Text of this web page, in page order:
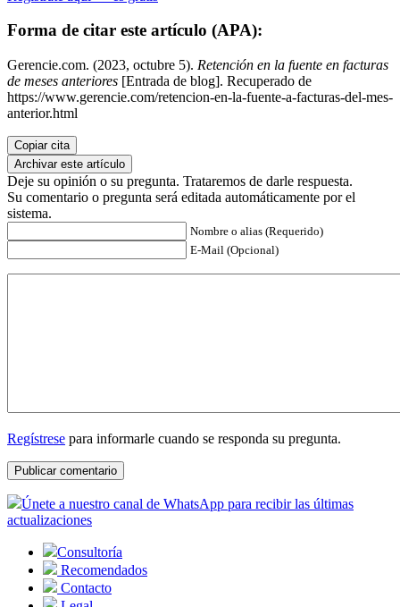
Forma de citar este artículo (APA):
Gerencie.com. (2023, octubre 5). Retención en la fuente en facturas
de meses anteriores [Entrada de blog]. Recuperado de
https://www.gerencie.com/retencion-en-la-fuente-a-facturas-del-mes-
anterior.html
Copiar cita
Archivar este artículo
Deje su opinión o su pregunta. Trataremos de darle respuesta.
Su comentario o pregunta será editada automáticamente por el
sistema.
Nombre o alias (Requerido)
E-Mail (Opcional)
Regístrese para informarle cuando se responda su pregunta.
Únete a nuestro canal de WhatsApp para recibir las últimas
actualizaciones
Consultoría
Recomendados
Contacto